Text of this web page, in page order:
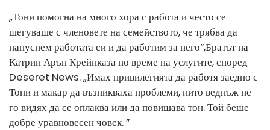
„Тони помогна на много хора с работа и често се
шегуваше с членовете на семейството, че трябва да
напуснем работата си и да работим за него“,Братът на
Катрин Арън Крейнказа по време на услугите, според
Deseret News. „Имах привилегията да работя заедно с
Тони и макар да възникваха проблеми, нито веднъж не
го видях да се оплаква или да повишава тон. Той беше
добре уравновесен човек. ”